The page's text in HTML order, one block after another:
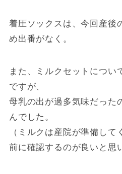
着圧ソックスは、今回産後
め出番がなく。
また、ミルクセットについ
ですが、
母乳の出が過多気味だった
んでした。
（ミルクは産院が準備し
前に確認するのが良いと思